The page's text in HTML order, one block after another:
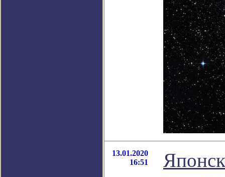
13.01.2020
16:51